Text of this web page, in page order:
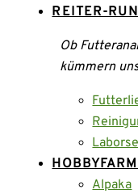
REITER-
Ob
kümmern
Alpaka